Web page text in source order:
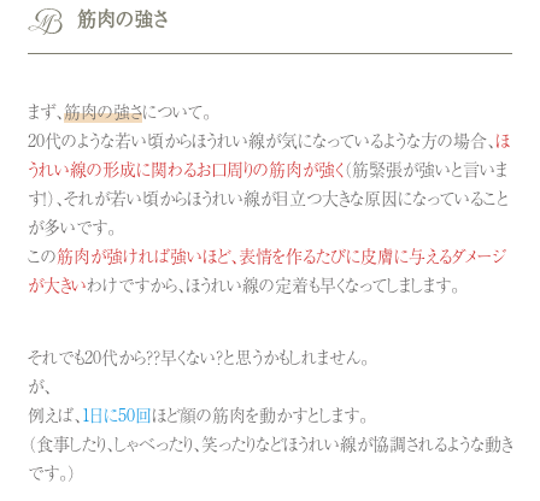
筋肉の強さ
まず、 筋肉の強さについて。
20代のような若い頃からほうれい線が気になっているような方の場合、 ほ
うれい線の形成に関わるお口周りの筋肉が強く（筋緊張が強いと言いま
す！）、それが若い頃からほうれい線が目立つ大きな原因になっていること
が多いです。
この筋肉が強ければ強いほど、表情を作るたびに皮膚に与えるダメージ
が大きいわけですから、ほうれい線の定着も早くなってしまします。
それでも20代から？？早くない？と思うかもしれません。
が、
例えば、1日に50回ほど顔の筋肉を動かすとします。
（食事したり、しゃべったり、笑ったりなどほうれい線が協調されるような動き
です。）